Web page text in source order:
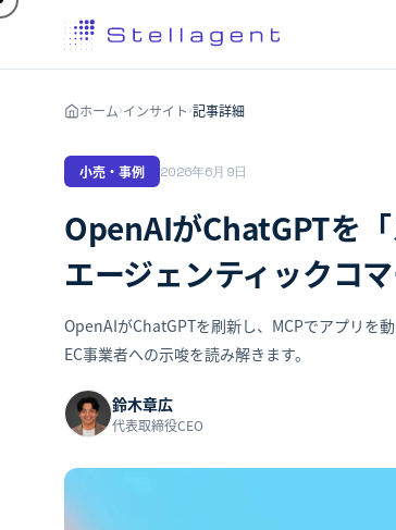
ホーム›インサイト ›記事詳細
小売・事例 2026年6月9日
OpenAIがChatGPTを
エージェンティックコ
OpenAIがChatGPTを刷新し、MCPでアプリを
EC事業者への示唆を読み解きます。
鈴木章広
代表取締役CEO